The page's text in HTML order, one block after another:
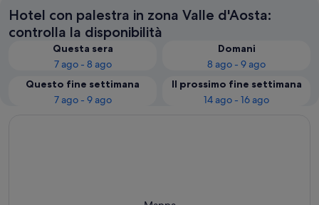
Hotel con palestra in zona Valle d'Aosta:
controlla la disponibilità
Questa sera
7 ago - 8 ago
Domani
8 ago - 9 ago
Questo fine settimana
7 ago - 9 ago
Il prossimo fine settimana
14 ago - 16 ago